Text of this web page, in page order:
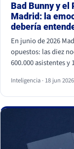
Bad Bunny y el
Madrid: la
debería
En junio de 2026
opuestos: las diez
600.000 asistentes
Bernabéu llenos.
humanas
trascendencia).
emoción a escala
en esos momentos
Inteligencia · 18 jun 2026